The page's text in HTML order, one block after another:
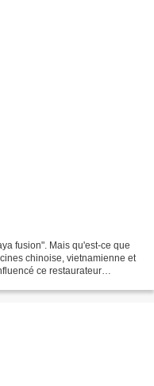
fusion". Mais qu'est-ce que
chinoise, vietnamienne et
ce restaurateur